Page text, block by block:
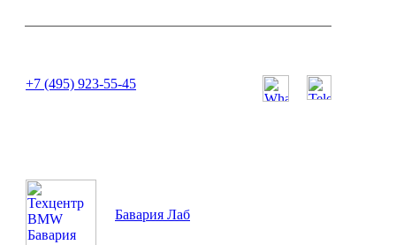
+7 (495) 923-55-45
Бавария Лаб